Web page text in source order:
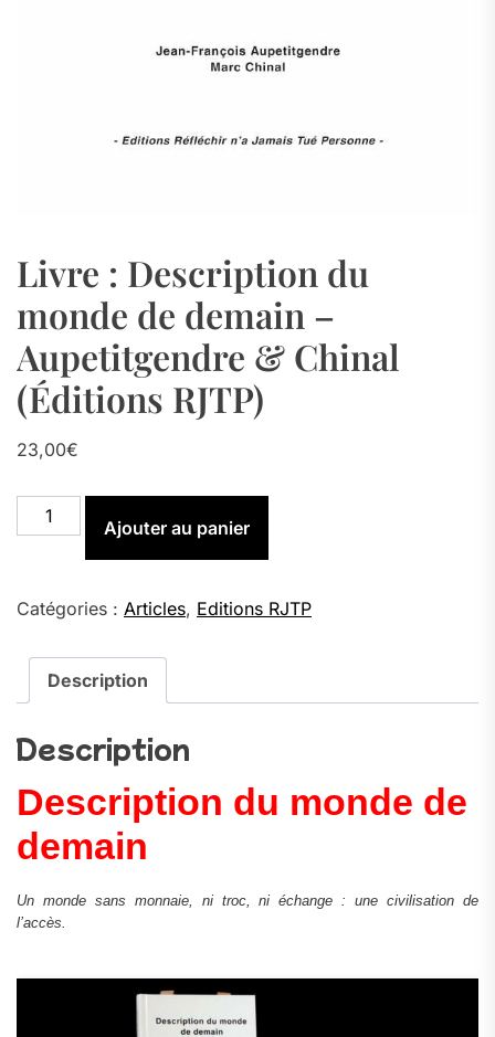
Livre : Description du
monde de demain –
Aupetitgendre & Chinal
(Éditions RJTP)
23,00€
quantité
de
Description
demain
Aupetitgendre
Chinal
(Éditions
RJTP)
Ajouter au panier
Catégories : Articles, Editions RJTP
Description
Description
Description du monde de
demain
Un monde sans monnaie, ni troc, ni échange : une civilisation de
l’accès.